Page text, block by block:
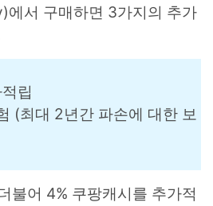
에서 구매하면 3가지의 추가
립
(최대 2년간 파손에 대한 보
불어 4% 쿠팡캐시를 추가적